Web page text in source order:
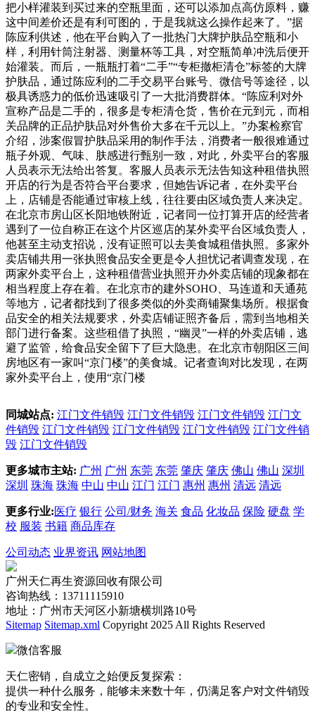
把小样灌装到买过来的空瓶里面，还可以添加点高仿原料，赚
这中间差价还是有利可图的，于是我就这么操作起来了。”据
陈应利供述，他在平台购入了一批热门大牌护肤品空瓶和小
样，利用针筒注射器、测量杯等工具，对空瓶简单冲洗后便开
始灌装。而后，一瓶瓶打着“二手”“专柜撤柜清仓”标签的大牌
护肤品，通过陈应利的二手交易平台账号、微信号等途径，以
极具诱惑力的低价迅速吸引了一大批消费群体。“陈应利对外
宣称产品是二手的，很多是专柜清仓货，售价在元到元，而相
关品牌的正品护肤品对外售价大多在千元以上。”办案检察官
介绍，涉案假冒护肤品采用的制作手法，消费者一般很难通过
瓶子外观、气味、肤感进行甄别一致，对此，外卖平台的客服
人员表示无法给出答复。客服人员表示无法告知这种租借执照
开店的行为是否符合平台要求，但她告诉记者，在外卖平台
上，店铺是否能通过审核上线，往往要由区域负责人来决定。
在北京市房山区长阳地铁附近，记者同一位打算开店的经营者
遇到了一位自称正在这个片区巡店的某外卖平台区域负责人，
他甚至主动支招说，没有证照可以去美食城租借执照。多家外
卖店铺共用一张执照食品安全更是令人担忧记者调查发现，在
两家外卖平台上，这种租借营业执照开办外卖店铺的现象都在
相当程度上存在着。在北京市的建外SOHO、马连道和天通苑
等地方，记者都找到了很多类似的外卖商铺聚集场所。根据食
品安全的相关法规要求，外卖店铺证照齐备后，需到当地相关
部门进行备案。这些租借了执照，“幽灵”一样的外卖店铺，逃
避了监管，给食品安全留下了巨大隐患。在北京市朝阳区三间
房地区有一家叫“京门楼”的美食城。记者查询对比发现，在两
家外卖平台上，使用“京门楼
同城站点: 江门文件销毁 江门文件销毁 江门文件销毁 江门文
件销毁 江门文件销毁 江门文件销毁 江门文件销毁 江门文件销
毁 江门文件销毁
更多城市主站: 广州 广州 东莞 东莞 肇庆 肇庆 佛山 佛山 深圳
深圳 珠海 珠海 中山 中山 江门 江门 惠州 惠州 清远 清远
更多行业:医疗 银行 公司/财务 海关 食品 化妆品 保险 硬盘 学
校 服装 书籍 商品库存
公司动态 业界资讯 网站地图
广州天仁再生资源回收有限公司
咨询热线：13711115910
地址：广州市天河区小新塘横圳路10号
Sitemap Sitemap.xml Copyright 2025 All Rights Reserved
微信客服
天仁密销，自成立之始便反复探索：
提供一种什么服务，能够未来数十年，仍满足客户对文件销毁
的专业和安全性。